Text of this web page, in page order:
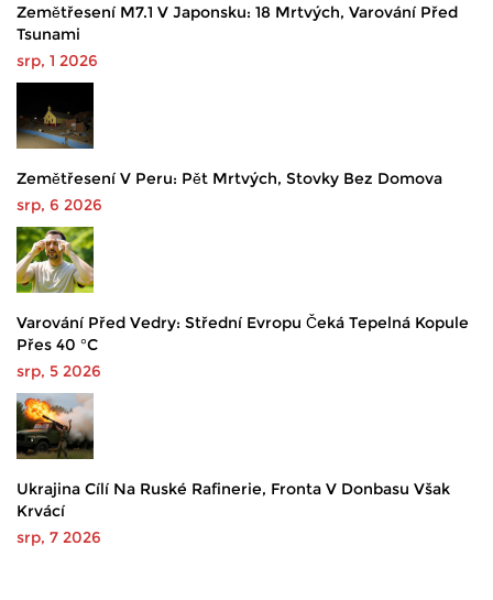
Zemětřesení M7.1 V Japonsku: 18 Mrtvých, Varování Před
Tsunami
srp, 1 2026
Zemětřesení V Peru: Pět Mrtvých, Stovky Bez Domova
srp, 6 2026
Varování Před Vedry: Střední Evropu Čeká Tepelná Kopule
Přes 40 °C
srp, 5 2026
Ukrajina Cílí Na Ruské Rafinerie, Fronta V Donbasu Však
Krvácí
srp, 7 2026